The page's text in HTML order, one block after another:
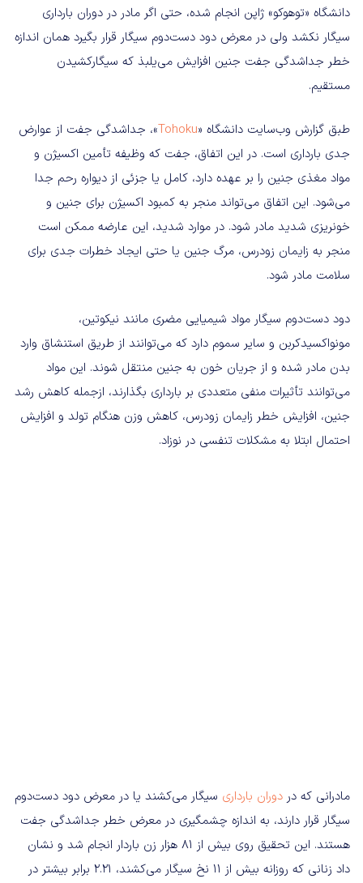
دانشگاه «توهوکو» ژاپن انجام شده، حتی اگر مادر در دوران بارداری
سیگار نکشد ولی در معرض دود دست‌دوم سیگار قرار بگیرد همان اندازه
خطر جداشدگی جفت جنین افزایش می‌یلبذ که سیگارکشیدن
مستقیم.
طبق گزارش وب‌سایت دانشگاه «Tohoku»، جداشدگی جفت از عوارض
جدی بارداری است. در این اتفاق، جفت که وظیفه تأمین اکسیژن و
مواد مغذی جنین را بر عهده دارد، کامل یا جزئی از دیواره رحم جدا
می‌شود. این اتفاق می‌تواند منجر به کمبود اکسیژن برای جنین و
خونریزی شدید مادر شود. در موارد شدید، این عارضه ممکن است
منجر به زایمان زودرس، مرگ جنین یا حتی ایجاد خطرات جدی برای
سلامت مادر شود.
دود دست‌دوم سیگار مواد شیمیایی مضری مانند نیکوتین،
مونواکسیدکربن و سایر سموم دارد که می‌توانند از طریق استنشاق وارد
بدن مادر شده و از جریان خون به جنین منتقل شوند. این مواد
می‌توانند تأثیرات منفی متعددی بر بارداری بگذارند، ازجمله کاهش رشد
جنین، افزایش خطر زایمان زودرس، کاهش وزن هنگام تولد و افزایش
احتمال ابتلا به مشکلات تنفسی در نوزاد.
مادرانی که در دوران بارداری سیگار می‌کشند یا در معرض دود دست‌دوم
سیگار قرار دارند، به‌ اندازه چشمگیری در معرض خطر جداشدگی جفت
هستند. این تحقیق روی بیش از 81 هزار زن باردار انجام شد و نشان
داد زنانی که روزانه بیش از 11 نخ سیگار می‌کشند، 2.21 برابر بیشتر در